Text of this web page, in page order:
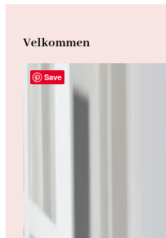
Velkommen
Save